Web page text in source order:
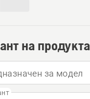
на продукта
за модел